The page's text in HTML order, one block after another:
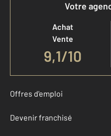
Votre
Achat
Vente
9,1/10
Offres d'emploi
Devenir franchisé